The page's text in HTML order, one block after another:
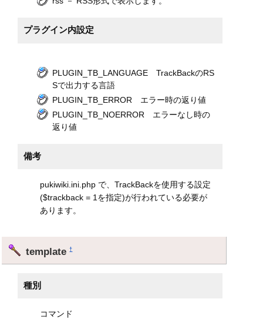
プラグイン内設定
PLUGIN_TB_LANGUAGE TrackBackのRS
Sで出力する言語
PLUGIN_TB_ERROR エラー時の返り値
PLUGIN_TB_NOERROR エラーなし時の
返り値
備考
pukiwiki.ini.php で、TrackBackを使用する設定
($trackback = 1を指定)が行われている必要が
あります。
template†
種別
コマンド